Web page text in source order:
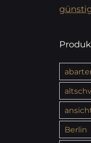
Berlin